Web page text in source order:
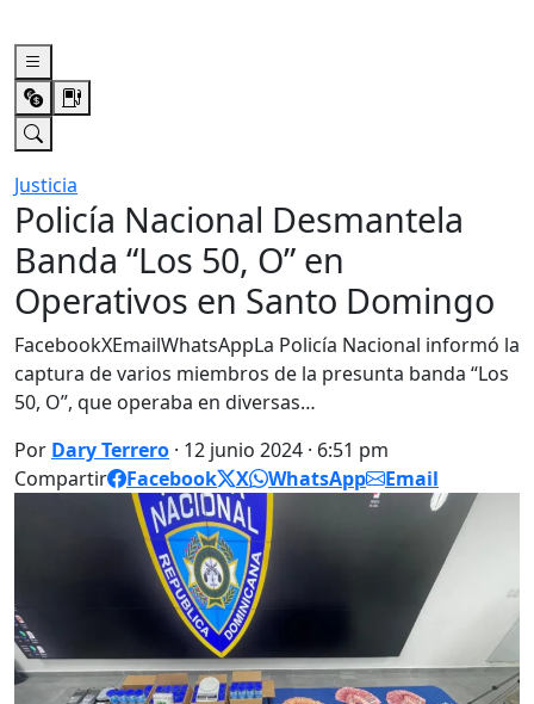
Justicia
Policía Nacional Desmantela
Banda “Los 50, O” en
Operativos en Santo Domingo
FacebookXEmailWhatsAppLa Policía Nacional informó la
captura de varios miembros de la presunta banda “Los
50, O”, que operaba en diversas…
Por Dary Terrero · 12 junio 2024 · 6:51 pm
Compartir
Facebook X WhatsApp Email